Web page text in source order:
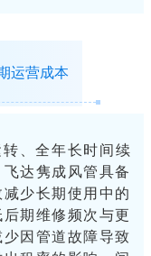
运营成本
、全年长时间续
达隽成风管具备
少长期使用中的
期维修频次与更
因管道故障导致